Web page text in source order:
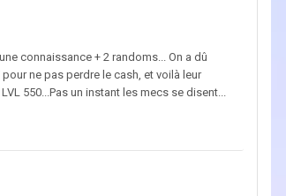
connaissance + 2 randoms... On a dû
ne pas perdre le cash, et voilà leur
550...Pas un instant les mecs se disent...